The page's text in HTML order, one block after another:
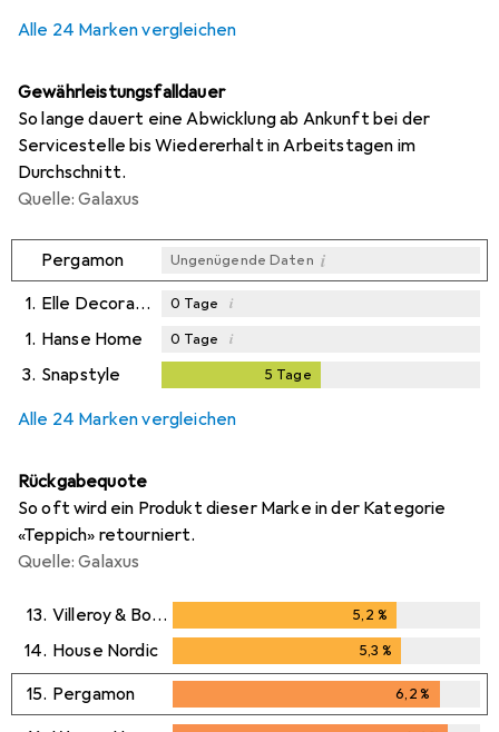
Alle 24 Marken vergleichen
Gewährleistungsfalldauer
So lange dauert eine Abwicklung ab Ankunft bei der
Servicestelle bis Wiedererhalt in Arbeitstagen im
Durchschnitt.
Quelle: Galaxus
Pergamon Ungenügende Daten i
1. Elle Decoration 0 Tage i
1. Hanse Home 0 Tage i
3. Snapstyle 5 Tage
i
Alle 24 Marken vergleichen
Rückgabequote
So oft wird ein Produkt dieser Marke in der Kategorie
«Teppich» retourniert.
Quelle: Galaxus
13. Villeroy & Boch 5,2 %
14. House Nordic 5,3 %
15. Pergamon 6,2%
6,2%